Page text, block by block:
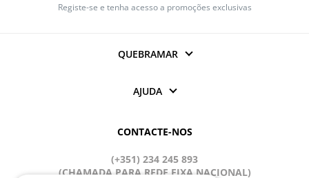
Registe-se e tenha acesso a promoções exclusivas
QUEBRAMAR
AJUDA
CONTACTE-NOS
(+351) 234 245 893
(CHAMADA PARA REDE FIXA NACIONAL)